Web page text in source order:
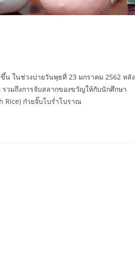
ในช่วงบ่ายวันพุธที่ 23 มกราคม 2562 หลัง
วมถึงการจับสลากของขวัญให้กับนักศึกษา
Rice) ก๋วยจั๊บโบร่ำโบราณ